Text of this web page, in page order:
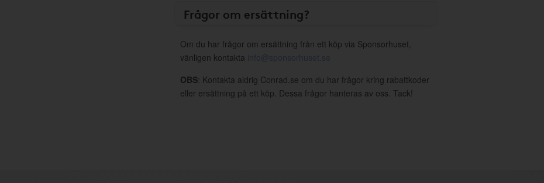
Frågor om ersättning?
Om du har frågor om ersättning från ett köp via Sponsorhuset,
vänligen kontakta info@sponsorhuset.se
OBS: Kontakta aldrig Conrad.se om du har frågor kring rabattkoder
eller ersättning på ett köp. Dessa frågor hanteras av oss. Tack!